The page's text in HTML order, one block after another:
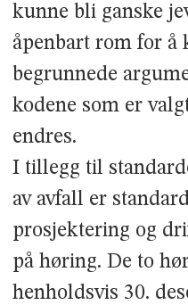
kunne bli ganske
åpenbart rom for å
begrunnede
kodene som er
endres.
I tillegg til
av avfall er
prosjektering og
på høring. De to
henholdsvis 30.